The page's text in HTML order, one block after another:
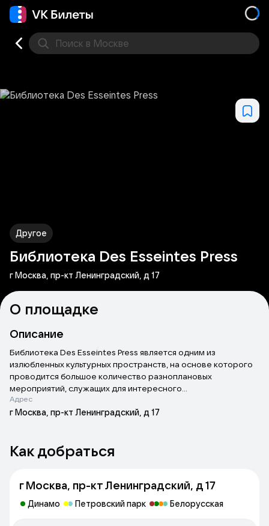
Поиск в Москве
Другое
Библиотека Des Esseintes Press
г Москва, пр-кт Ленинградский, д 17
О площадке
Описание
Библиотека Des Esseintes Press является одним из
излюбленных культурных пространств, на основе которого
проводится большое количество разноплановых
мероприятий, служащих для интересного
времяпрепровождения в Москве.
Адрес
г Москва, пр-кт Ленинградский, д 17
Как добраться
г Москва, пр-кт Ленинградский, д 17
Динамо Петровский парк Белорусская